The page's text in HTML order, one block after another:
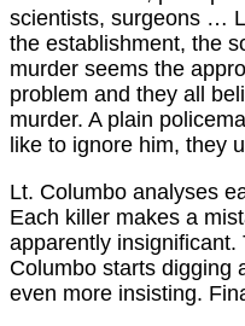
scientists, surgeons …
the establishment, the
murder seems the
problem and they all
murder. A plain
like to ignore him, they
Lt. Columbo analyses
Each killer makes a
apparently
Columbo starts digging
even more insisting.